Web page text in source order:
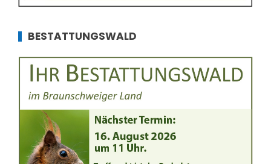
BESTATTUNGSWALD